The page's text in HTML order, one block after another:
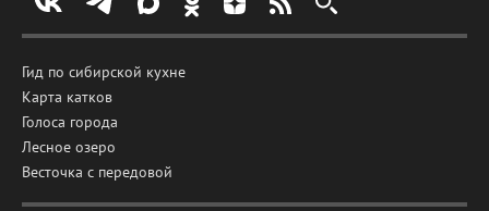
Гид по сибирской кухне
Карта катков
Голоса города
Лесное озеро
Весточка с передовой